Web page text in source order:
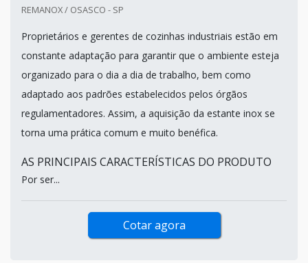
REMANOX / OSASCO - SP
Proprietários e gerentes de cozinhas industriais estão em
constante adaptação para garantir que o ambiente esteja
organizado para o dia a dia de trabalho, bem como
adaptado aos padrões estabelecidos pelos órgãos
regulamentadores. Assim, a aquisição da estante inox se
torna uma prática comum e muito benéfica.
AS PRINCIPAIS CARACTERÍSTICAS DO PRODUTO
Por ser...
Cotar agora